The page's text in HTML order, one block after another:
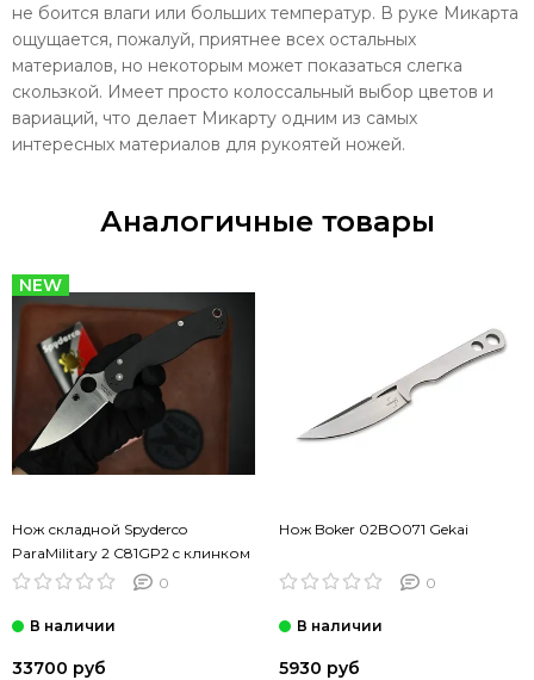
не боится влаги или больших температур. В руке Микарта
ощущается, пожалуй, приятнее всех остальных
материалов, но некоторым может показаться слегка
скользкой. Имеет просто колоссальный выбор цветов и
вариаций, что делает Микарту одним из самых
интересных материалов для рукоятей ножей.
Аналогичные товары
NEW
Нож складной Spyderco
ParaMilitary 2 C81GP2 c клинком
сатин CPM-S45VN, рукоять
0
33700 руб
Нож Boker 02BO071 Gekai
0
5930 руб